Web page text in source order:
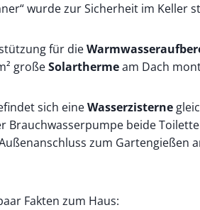
wurde zur Sicherheit im Keller
für die
großeSolarthermeam Dach
sich eineWasserzisterne
Brauchwasserpumpe beide
zum Gartengießen
Fakten zum Haus: